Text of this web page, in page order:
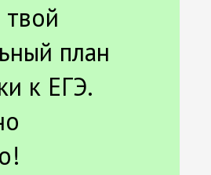
план
к ЕГЭ.